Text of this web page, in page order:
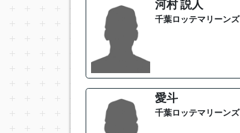
河村 説人
千葉ロッテマリーンズ
愛斗
千葉ロッテマリーンズ